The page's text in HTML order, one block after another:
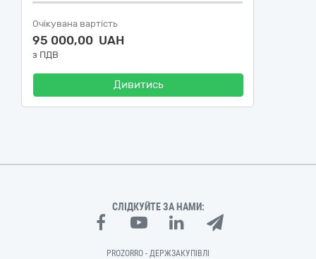
Очікувана вартість
95 000,00 UAH
з ПДВ
Дивитись
СЛІДКУЙТЕ ЗА НАМИ:
PROZORRO - ДЕРЖЗАКУПІВЛІ